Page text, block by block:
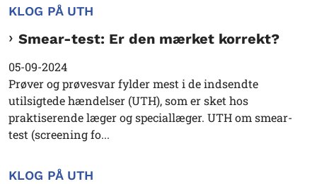
KLOG PÅ UTH
Smear-test: Er den mærket korrekt?
05-09-2024
Prøver og prøvesvar fylder mest i de indsendte
utilsigtede hændelser (UTH), som er sket hos
praktiserende læger og speciallæger. UTH om smear-
test (screening fo...
KLOG PÅ UTH